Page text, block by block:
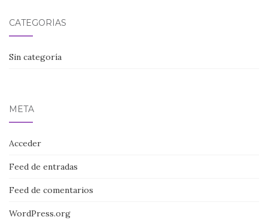
CATEGORÍAS
Sin categoría
META
Acceder
Feed de entradas
Feed de comentarios
WordPress.org